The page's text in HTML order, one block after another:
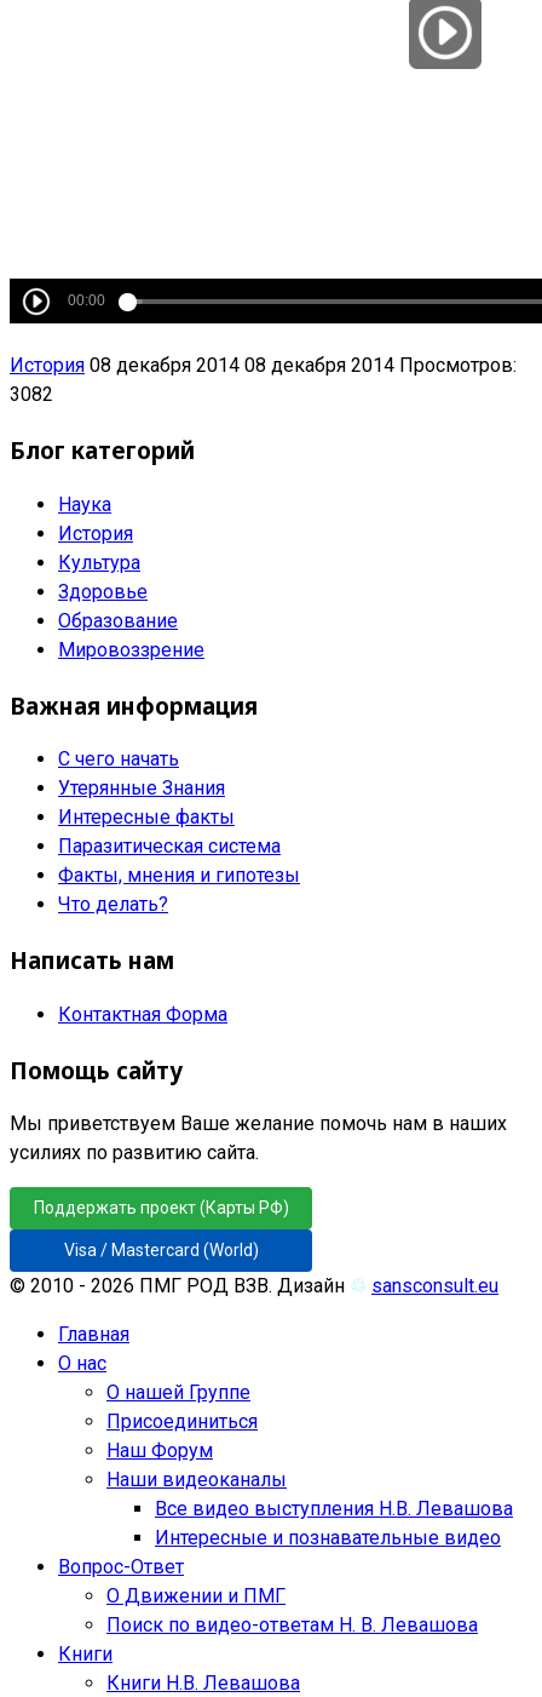
История 08 декабря 2014 08 декабря 2014 Просмотров:
3082
Блог категорий
Наука
История
Культура
Здоровье
Образование
Мировоззрение
Важная информация
С чего начать
Утерянные Знания
Интересные факты
Паразитическая система
Факты, мнения и гипотезы
Что делать?
Написать нам
Контактная Форма
Помощь сайту
Мы приветствуем Ваше желание помочь нам в наших
усилиях по развитию сайта.
Поддержать проект (Карты РФ)
Visa / Mastercard (World)
© 2010 - 2026 ПМГ РОД ВЗВ. Дизайн ♲ sansconsult.eu
Главная
О нас
О нашей Группе
Присоединиться
Наш Форум
Наши видеоканалы
Все видео выступления Н.В. Левашова
Интересные и познавательные видео
Вопрос-Ответ
О Движении и ПМГ
Поиск по видео-ответам Н. В. Левашова
Книги
Книги Н.В. Левашова